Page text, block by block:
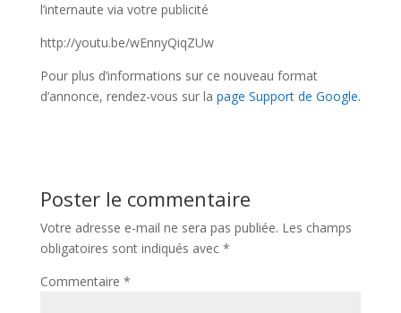
l’internaute via votre publicité
http://youtu.be/wEnnyQiqZUw
Pour plus d’informations sur ce nouveau format
d’annonce, rendez-vous sur la page Support de Google.
Poster le commentaire
Votre adresse e-mail ne sera pas publiée. Les champs
obligatoires sont indiqués avec *
Commentaire *